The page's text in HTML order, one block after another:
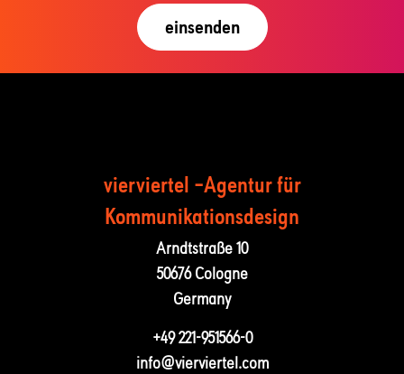
vierviertel –Agentur für
Kommunika­tions­design
Arndtstraße 10
50676 Cologne
Germany
+49 221-951566-0
info@vierviertel.com